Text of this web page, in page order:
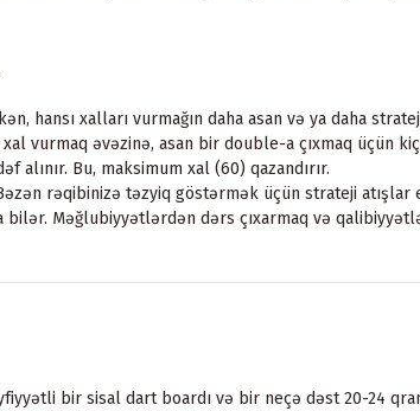
hansı xalları vurmağın daha asan və ya daha
vurmaq əvəzinə, asan bir double-a çıxmaq üçün
alınır. Bu, maksimum xal (60) qazandırır.
rəqibinizə təzyiq göstərmək üçün strateji atışlar
Məğlubiyyətlərdən dərs çıxarmaq və
bir sisal dart boardı və bir neçə dəst 20-24